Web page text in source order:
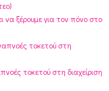
να ξέρουμε για τον πόνο στο
τοκετού στη
τοκετού στη διαχείριση